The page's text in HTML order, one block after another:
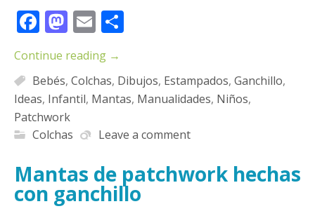
Facebook
Mastodon
Email
Continue reading →
Bebés, Colchas, Dibujos, Estampados, Ganchillo,
Ideas, Infantil, Mantas, Manualidades, Niños,
Patchwork
Colchas
Leave a comment
Mantas de patchwork hechas
con ganchillo